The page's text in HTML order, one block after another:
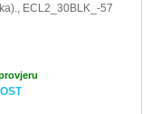
ECL2_30BLK_-57